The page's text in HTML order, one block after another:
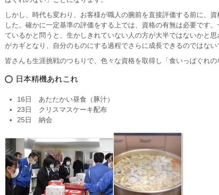
しかし、時代も変わり、お客様が職人の腕前を直接評価する前に、
した。確かに一定基準の評価をする上では、資格の有無は必要です
ているかと問うと、生かしきれていない人の方が大半ではないかと
がカギとなり、自分のものにする過程でさらに成長できるのではな
皆さんも生涯挑戦のつもりで、色々な資格を取得し「食いっぱぐれ
日本精機あれこれ
16日 あたたかい昼食（豚汁）
23日 クリスマスケーキ配布
25日 納会